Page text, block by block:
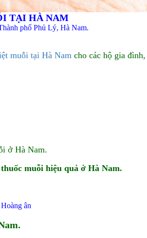
TẠI HÀ NAM
phố Phủ Lý, Hà Nam.
muỗi tại Hà Nam cho các hộ gia
ở Hà Nam.
muỗi hiệu quả ở Hà Nam.
ân